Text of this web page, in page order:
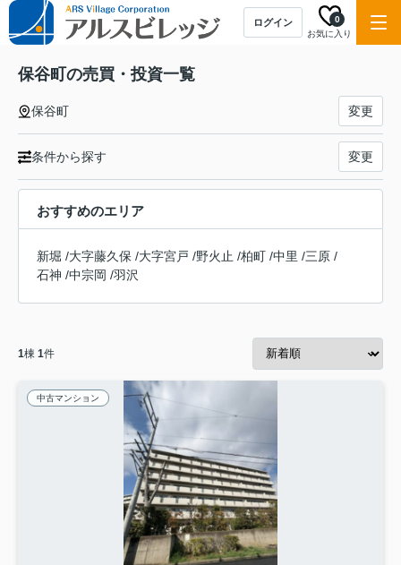
ログイン
お気に入り
0
保谷町の売買・投資一覧
保谷町 変更
条件から探す 変更
おすすめのエリア
新堀 /大字藤久保 /大字宮戸 /野火止 /柏町 /中里 /三原 /
石神 /中宗岡 /羽沢
1棟 1件
中古マンション